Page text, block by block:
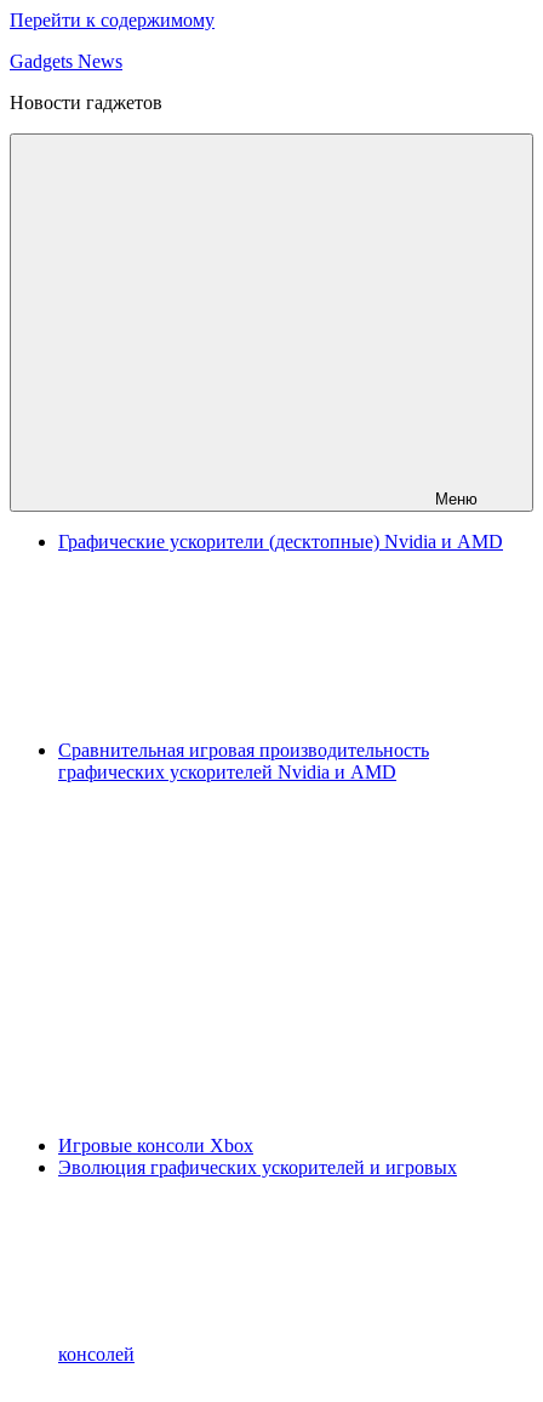
Перейти к содержимому
Gadgets News
Новости гаджетов
Меню
Графические ускорители (десктопные) Nvidia и AMD
Сравнительная игровая производительность
графических ускорителей Nvidia и AMD
Игровые консоли Xbox
Эволюция графических ускорителей и игровых
консолей